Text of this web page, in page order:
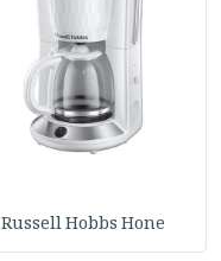
Russell Hobbs Hone